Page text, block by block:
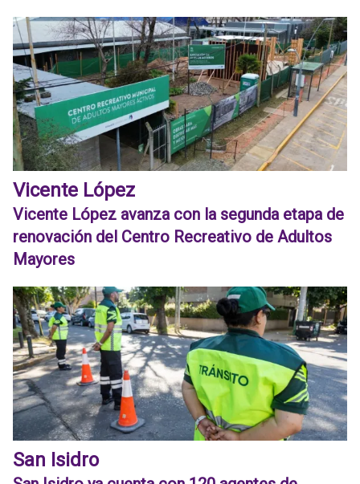
Vicente López
Vicente López avanza con la segunda etapa de
renovación del Centro Recreativo de Adultos
Mayores
San Isidro